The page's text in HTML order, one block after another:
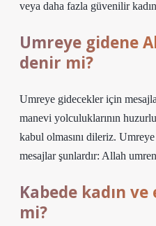
veya daha fazla güvenilir
Umreye gidene
denir mi?
Umreye gidecekler için
manevi yolculuklarının
kabul olmasını dileriz.
mesajlar şunlardır: Allah
Kabede kadın
mi?